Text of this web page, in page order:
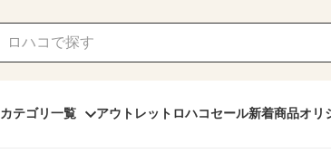
カテゴリ一覧 アウトレット ロハコセール新着商品オリ